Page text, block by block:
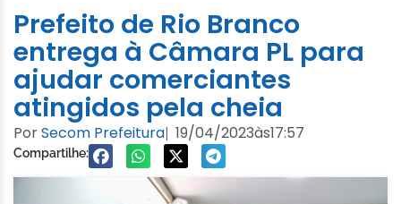
Prefeito de Rio Branco
entrega à Câmara PL para
ajudar comerciantes
atingidos pela cheia
PorSecom Prefeitura| 19/04/2023às17:57
Compartilhe: